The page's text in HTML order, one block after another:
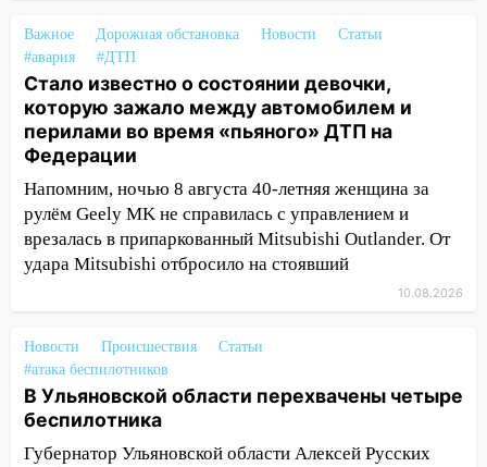
выросло до 13 человек, среди них есть
ребенок
12:46 Масштабные поиски на Волге: в
Ульяновской области продолжают
искать пропавшего после крушения
катера блогера
11:53 Стало известно о состоянии
девочки, которую зажало между
автомобилем и перилами во время
«пьяного» ДТП на Федерации
начальником управления
административно-технического
контроля администрации Ульяновска
11:12 В Ульяновской области в огне
погиб один человек
Важное Дорожная обстановка Новости
Статьи
#авария
#ДТП
Стало известно о состоянии девочки,
которую зажало между автомобилем и
перилами во время «пьяного» ДТП на
Федерации
Напомним, ночью 8 августа 40-летняя женщина за
рулём Geely MK не справилась с управлением и
врезалась в припаркованный Mitsubishi Outlander. От
удара Mitsubishi отбросило на стоявший
10.08.2026
Новости Происшествия
Статьи
#атака беспилотников
В Ульяновской области перехвачены четыре
беспилотника
Губернатор Ульяновской области Алексей Русских